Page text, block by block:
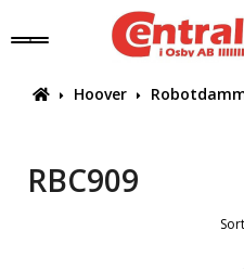
Hoover
RBC909